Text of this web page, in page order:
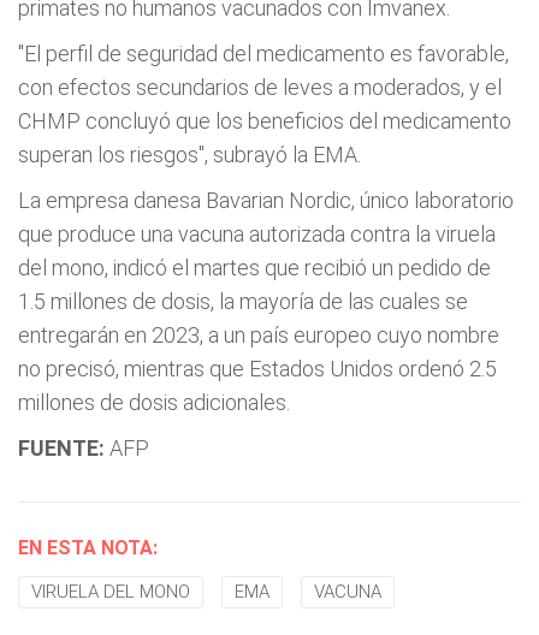
primates no humanos vacunados con Imvanex.
"El perfil de seguridad del medicamento es favorable,
con efectos secundarios de leves a moderados, y el
CHMP concluyó que los beneficios del medicamento
superan los riesgos", subrayó la EMA.
La empresa danesa Bavarian Nordic, único laboratorio
que produce una vacuna autorizada contra la viruela
del mono, indicó el martes que recibió un pedido de
1.5 millones de dosis, la mayoría de las cuales se
entregarán en 2023, a un país europeo cuyo nombre
no precisó, mientras que Estados Unidos ordenó 2.5
millones de dosis adicionales.
FUENTE: AFP
EN ESTA NOTA:
VIRUELA DEL MONO EMA VACUNA